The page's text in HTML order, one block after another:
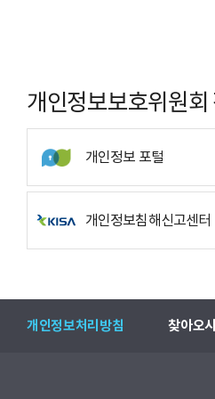
개인정보보호위원
개인정보 포털
개인정보침해신고센터
개인정보처리방침 찾아오